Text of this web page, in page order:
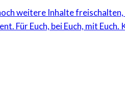
weitere Inhalte
Für Euch, bei Euch, mit Euch.